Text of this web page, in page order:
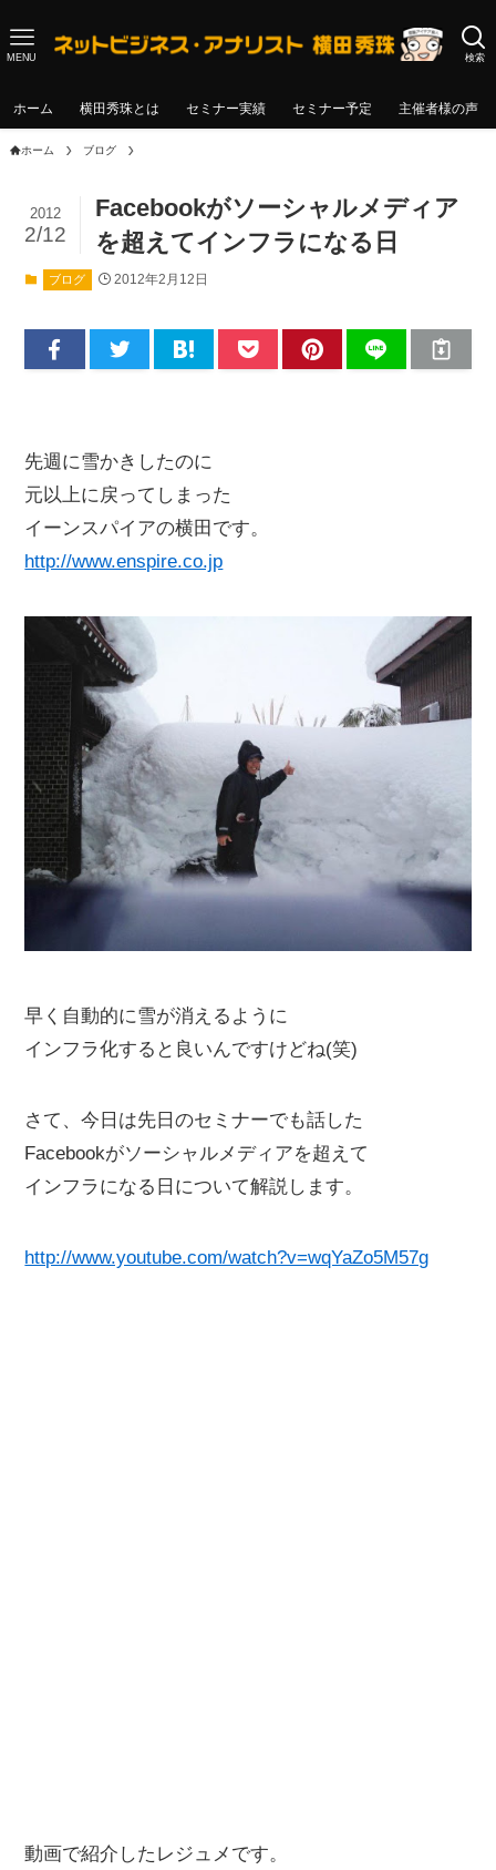
検索
MENU
ホーム 横田秀珠とは セミナー実績 セミナー予定 主催者様の声
ホーム ブログ
Facebookがソーシャルメディア
を超えてインフラになる日
2012
2/12
ブログ 2012年2月12日
先週に雪かきしたのに
元以上に戻ってしまった
イーンスパイアの横田です。
http://www.enspire.co.jp
早く自動的に雪が消えるように
インフラ化すると良いんですけどね(笑)
さて、今日は先日のセミナーでも話した
Facebookがソーシャルメディアを超えて
インフラになる日について解説します。
http://www.youtube.com/watch?v=wqYaZo5M57g
動画で紹介したレジュメです。